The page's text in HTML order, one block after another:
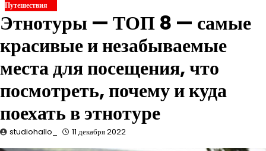
Путешествия
Этнотуры — ТОП 8 — самые
красивые и незабываемые
места для посещения, что
посмотреть, почему и куда
поехать в этнотуре
studiohallo_ 11 декабря 2022